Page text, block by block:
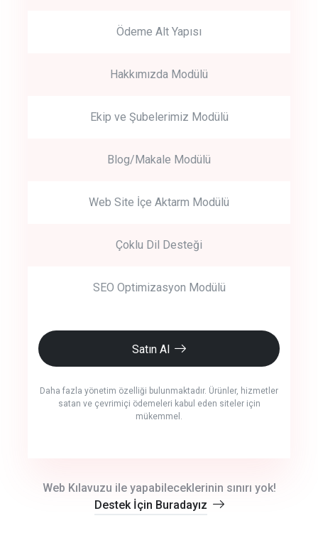
Ödeme Alt Yapısı
Hakkımızda Modülü
Ekip ve Şubelerimiz Modülü
Blog/Makale Modülü
Web Site İçe Aktarm Modülü
Çoklu Dil Desteği
SEO Optimizasyon Modülü
Satın Al
Daha fazla yönetim özelliği bulunmaktadır. Ürünler, hizmetler
satan ve çevrimiçi ödemeleri kabul eden siteler için
mükemmel.
Web Kılavuzu ile yapabileceklerinin sınırı yok!
Destek İçin Buradayız